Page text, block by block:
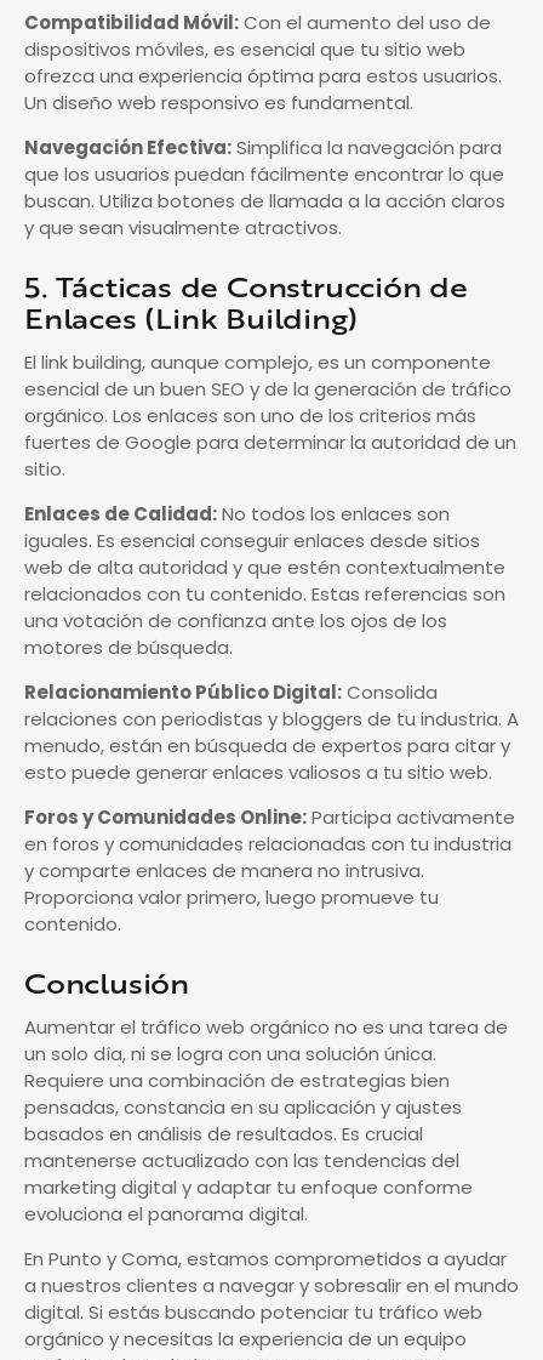
Compatibilidad Móvil:Con el aumento del uso de
dispositivos móviles, es esencial que tu sitio web
ofrezca una experiencia óptima para estos usuarios.
Un diseño web responsivo es fundamental.
Navegación Efectiva:Simplifica la navegación para
que los usuarios puedan fácilmente encontrar lo que
buscan. Utiliza botones de llamada a la acción claros
y que sean visualmente atractivos.
5. Tácticas de Construcción de
Enlaces (Link Building)
El link building, aunque complejo, es un componente
esencial de un buen SEO y de la generación de tráfico
orgánico. Los enlaces son uno de los criterios más
fuertes de Google para determinar la autoridad de un
sitio.
Enlaces de Calidad:No todos los enlaces son
iguales. Es esencial conseguir enlaces desde sitios
web de alta autoridad y que estén contextualmente
relacionados con tu contenido. Estas referencias son
una votación de confianza ante los ojos de los
motores de búsqueda.
Relacionamiento Público Digital:Consolida
relaciones con periodistas y bloggers de tu industria. A
menudo, están en búsqueda de expertos para citar y
esto puede generar enlaces valiosos a tu sitio web.
Foros y Comunidades Online:Participa activamente
en foros y comunidades relacionadas con tu industria
y comparte enlaces de manera no intrusiva.
Proporciona valor primero, luego promueve tu
contenido.
Conclusión
Aumentar el tráfico web orgánico no es una tarea de
un solo día, ni se logra con una solución única.
Requiere una combinación de estrategias bien
pensadas, constancia en su aplicación y ajustes
basados en análisis de resultados. Es crucial
mantenerse actualizado con las tendencias del
marketing digital y adaptar tu enfoque conforme
evoluciona el panorama digital.
En Punto y Coma, estamos comprometidos a ayudar
a nuestros clientes a navegar y sobresalir en el mundo
digital. Si estás buscando potenciar tu tráfico web
orgánico y necesitas la experiencia de un equipo